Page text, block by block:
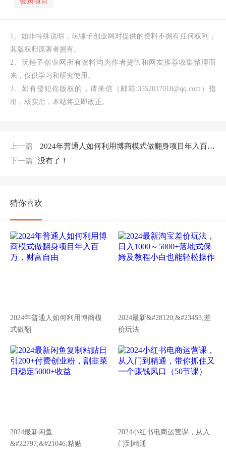
1、如非特殊说明，玩锤子创业网对提供的资料不拥有任何权利，
其版权归原著者拥有。
2、玩锤子创业网所有资料均为作者提供和网友推荐收集整理而
来，仅供学习和研究使用。
3、如有侵犯你版权的，请来信（邮箱:3552017018@qq.com）指
出，核实后，本站将立即改正。
上一篇
2024年普通人如何利用博商模式做翻身项目年入百万，财富自由
下一篇
没有了！
猜你喜欢
2024年普通人如何利用博商模
式做翻
2024最新&#28120;&#23453;差
价玩法
2024最新闲鱼
&#22797;&#21046;粘贴
2024小红书电商运营课，从入
门到精通